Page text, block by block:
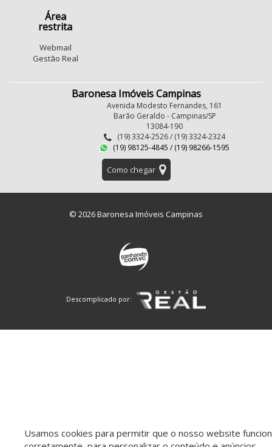
Área
restrita
Webmail
Gestão Real
Baronesa Imóveis Campinas
Avenida Modesto Fernandes, 161
Barão Geraldo - Campinas/SP
13084-190
(19) 3324-2526 / (19) 3324-2324
(19) 98125-4845 / (19) 98266-1595
Como chegar
© 2026 Baronesa Imóveis Campinas
Descomplicado por:
Usamos cookies para permitir que o nosso website